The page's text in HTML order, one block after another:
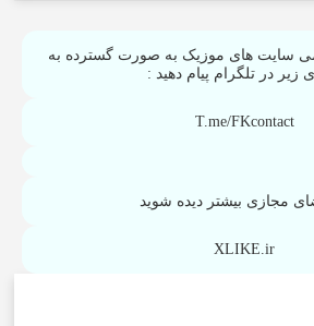
سایت های موزیک به صورت گسترده به
زیر در تلگرام پیام دهید :
T.me/FKcontact
مجازی بیشتر دیده شوید
XLIKE.ir